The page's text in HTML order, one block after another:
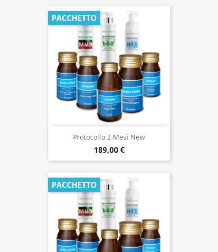
Protocollo 2 Mesi New
189,00 €
PACCHETTO
PACCHETTO